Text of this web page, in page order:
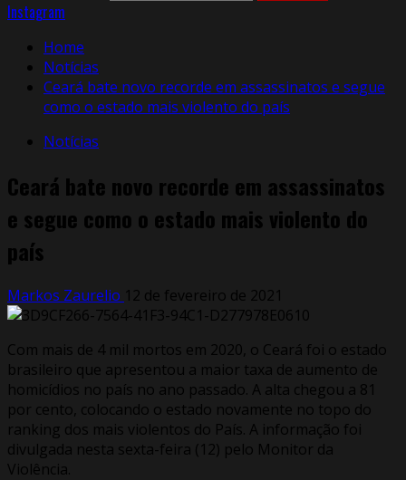
Instagram
Home
Notícias
Ceará bate novo recorde em assassinatos e segue
como o estado mais violento do país
Notícias
Ceará bate novo recorde em assassinatos
e segue como o estado mais violento do
país
Markos Zaurelio 12 de fevereiro de 2021
Com mais de 4 mil mortos em 2020, o Ceará foi o estado
brasileiro que apresentou a maior taxa de aumento de
homicídios no país no ano passado. A alta chegou a 81
por cento, colocando o estado novamente no topo do
ranking dos mais violentos do País. A informação foi
divulgada nesta sexta-feira (12) pelo Monitor da
Violência.